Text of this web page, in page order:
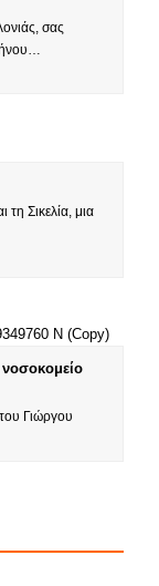
σας
τη Σικελία, μια
Γιώργου